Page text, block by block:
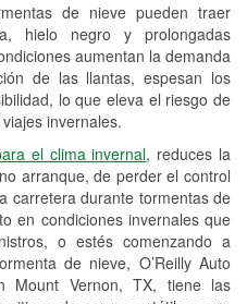
de nieve pueden traer
hielo negro y prolongadas
aumentan la demanda
de las llantas, espesan los
lo que eleva el riesgo de
invernales.
el clima invernal, reduces la
arranque, de perder el control
carretera durante tormentas de
en condiciones invernales que
o estés comenzando a
de nieve, O’Reilly Auto
Mount Vernon, TX, tiene las
de
y discos de
a la medida